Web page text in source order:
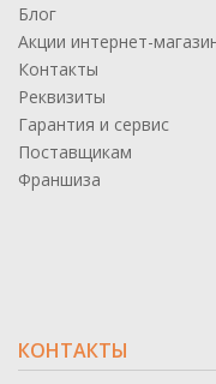
Блог
Акции интернет-
Контакты
Реквизиты
Гарантия и сервис
Поставщикам
Франшиза
КОНТАКТЫ